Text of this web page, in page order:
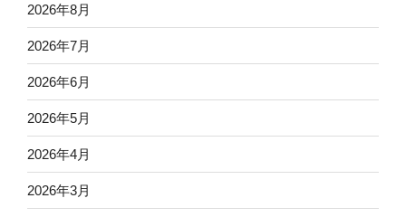
2026年8月
2026年7月
2026年6月
2026年5月
2026年4月
2026年3月